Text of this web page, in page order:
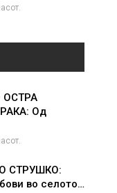
ОСТРА
Од
СТРУШКО:
во селото…